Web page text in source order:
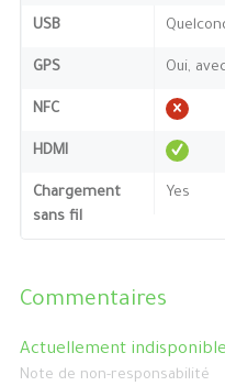
USB
GPS Oui,
NFC
HDMI
Chargement
sans fil
Yes
Commentaires
Actuellement
Note de non-responsabilité